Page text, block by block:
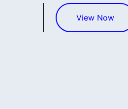
View Now